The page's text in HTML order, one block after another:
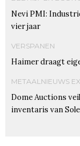
Nevi PMI:
vier jaar
VERSPANEN
Haimer draagt
METAALNIEUWS
Dome Auctions
inventaris van